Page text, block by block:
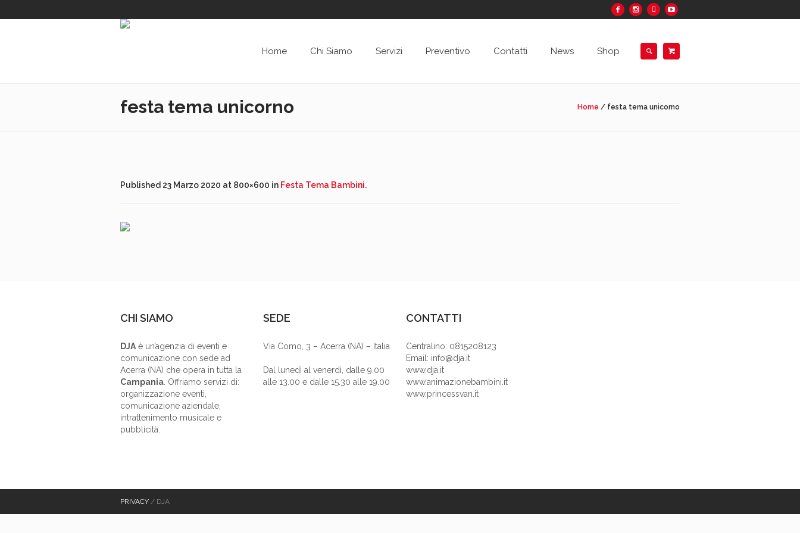
Home Chi Siamo Servizi Preventivo Contatti News Shop
festa tema unicorno Home / festa tema unicorno
Published 23 Marzo 2020 at 800×600 in Festa Tema Bambini.
CHI SIAMO
DJAè un’agenzia di eventi e
comunicazione con sede ad
Acerra (NA) che opera in tutta la
Campania. Offriamo servizi di:
organizzazione eventi,
comunicazione aziendale,
intrattenimento musicale e
pubblicità.
SEDE
Via Como, 3 – Acerra (NA) – Italia
Dal lunedì al venerdì, dalle 9.00
alle 13.00 e dalle 15.30 alle 19.00
CONTATTI
Centralino: 0815208123
Email: info@dja.it
www.dja.it
www.animazionebambini.it
www.princessvan.it
PRIVACY / DJA